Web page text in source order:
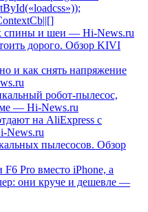
спины и шеи — Hi-News.ru
дорого. Обзор KIVI
и как снять напряжение
робот-пылесос,
— Hi-News.ru
на AliExpress с
News.ru
пылесосов. Обзор
Pro вместо iPhone, а
они круче и дешевле —